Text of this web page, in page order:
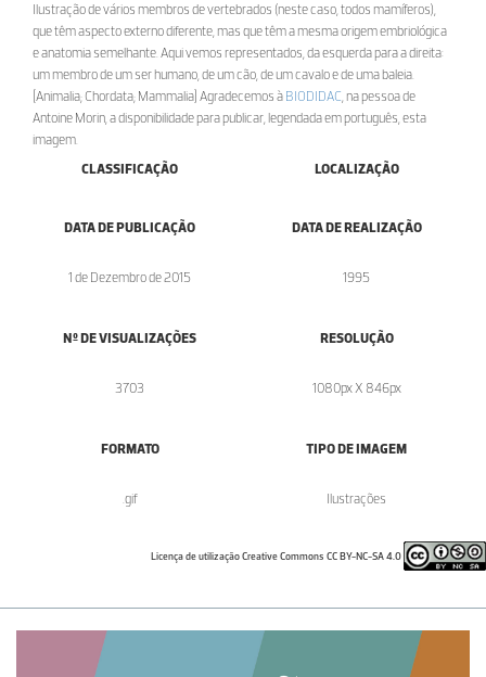
Ilustração de vários membros de vertebrados (neste caso, todos mamíferos),
que têm aspecto externo diferente, mas que têm a mesma origem embriológica
e anatomia semelhante. Aqui vemos representados, da esquerda para a direita:
um membro de um ser humano, de um cão, de um cavalo e de uma baleia.
[Animalia; Chordata; Mammalia] Agradecemos à BIODIDAC, na pessoa de
Antoine Morin, a disponibilidade para publicar, legendada em português, esta
imagem.
CLASSIFICAÇÃO
LOCALIZAÇÃO
DATA DE PUBLICAÇÃO
1 de Dezembro de 2015
DATA DE REALIZAÇÃO
1995
Nº DE VISUALIZAÇÕES
3703
RESOLUÇÃO
1080px X 846px
FORMATO
.gif
TIPO DE IMAGEM
Ilustrações
Licença de utilização Creative Commons CC BY-NC-SA 4.0